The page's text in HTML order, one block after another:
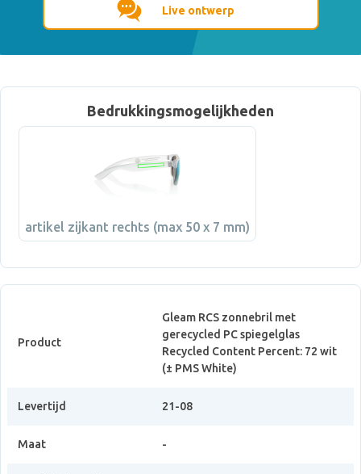
Live ontwerp
Bedrukkingsmogelijkheden
artikel zijkant rechts (max 50 x 7 mm)
Product
Gleam RCS zonnebril met
gerecycled PC spiegelglas
Recycled Content Percent: 72 wit
(± PMS White)
Levertijd 21-08
Maat -